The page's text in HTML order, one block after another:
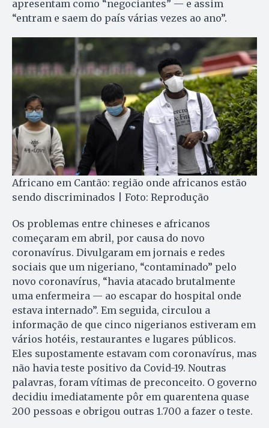
apresentam como “negociantes” — e assim
“entram e saem do país várias vezes ao ano”.
Africano em Cantão: região onde africanos estão
sendo discriminados | Foto: Reprodução
Os problemas entre chineses e africanos
começaram em abril, por causa do novo
coronavírus. Divulgaram em jornais e redes
sociais que um nigeriano, “contaminado” pelo
novo coronavírus, “havia atacado brutalmente
uma enfermeira — ao escapar do hospital onde
estava internado”. Em seguida, circulou a
informação de que cinco nigerianos estiveram em
vários hotéis, restaurantes e lugares públicos.
Eles supostamente estavam com coronavírus, mas
não havia teste positivo da Covid-19. Noutras
palavras, foram vítimas de preconceito. O governo
decidiu imediatamente pôr em quarentena quase
200 pessoas e obrigou outras 1.700 a fazer o teste.